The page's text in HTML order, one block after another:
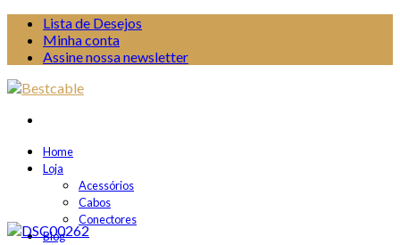
Lista de Desejos
Minha conta
Assine nossa newsletter
Home
Loja
Acessórios
Cabos
Conectores
Blog